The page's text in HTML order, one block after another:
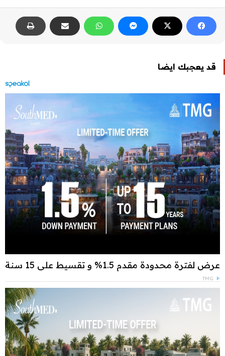
قد يعجبك ايضا
عرض لفترة محدودة مقدم 1.5% و تقسيط علي 15 سنة
TMG